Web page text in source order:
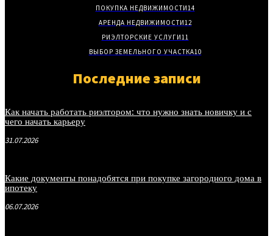
ПОКУПКА НЕДВИЖИМОСТИ14
АРЕНДА НЕДВИЖИМОСТИ12
РИЭЛТОРСКИЕ УСЛУГИ11
ВЫБОР ЗЕМЕЛЬНОГО УЧАСТКА10
Последние записи
Как начать работать риэлтором: что нужно знать новичку и с
чего начать карьеру
31.07.2026
Какие документы понадобятся при покупке загородного дома в
ипотеку
06.07.2026